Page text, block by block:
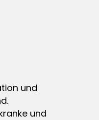
und
und